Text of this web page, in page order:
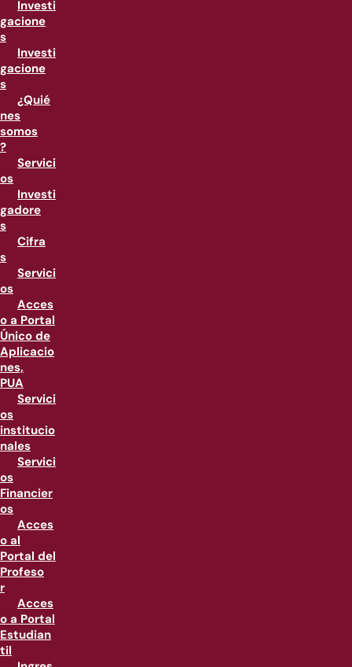
Investi
gacione
s
Investi
gacione
s
¿Quié
nes
somos
?
Servici
os
Investi
gadore
s
Cifra
s
Servici
os
Acces
o a Portal
Único de
Aplicacio
nes,
PUA
Servici
os
institucio
nales
Servici
os
Financier
os
Acces
o al
Portal del
Profeso
r
Acces
o a Portal
Estudian
til